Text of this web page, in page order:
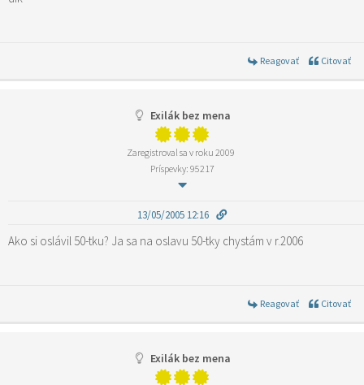
Reagovať Citovať
Exilák bez mena
Zaregistroval sa v roku 2009
Príspevky: 95217
13/05/2005 12:16
Ako si oslávil 50-tku? Ja sa na oslavu 50-tky chystám v r.2006
Reagovať Citovať
Exilák bez mena